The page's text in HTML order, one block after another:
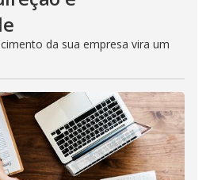
da sua empresa vira um